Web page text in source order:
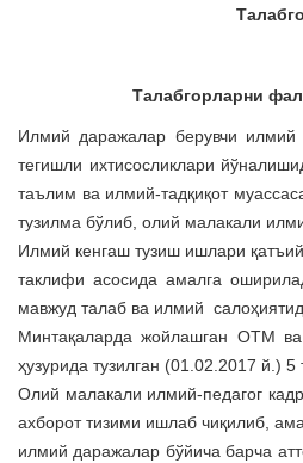
Талабгорларни
Илмий даражалар берувчи
тегишли ихтисосликлари
таълим ва илмий-тадқиқот
тузилма бўлиб, олий малакали
Илмий кенгаш тузиш ишлари
таклифи асосида амалга
мавжуд талаб ва илмий
Минтақаларда жойлашган ОТМ
ҳузурида тузилган (01.02.2017 й.)
Олий малакали илмий-педагог
ахборот тизими ишлаб чиқилиб,
илмий даражалар бўйича барча